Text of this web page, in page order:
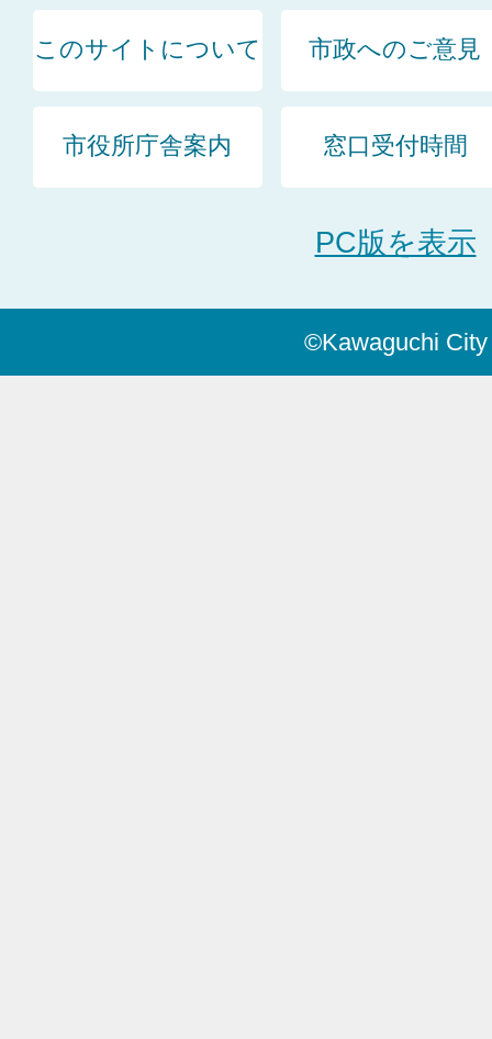
このサイトについて 市政へのご意見
市役所庁舎案内 窓口受付時間
PC版を表示
©Kawaguchi City